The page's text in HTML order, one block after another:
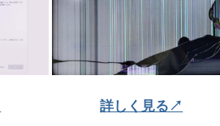
詳しく見る↗